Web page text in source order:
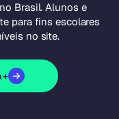
Brasil. Alunos e
para fins escolares
no site.
+